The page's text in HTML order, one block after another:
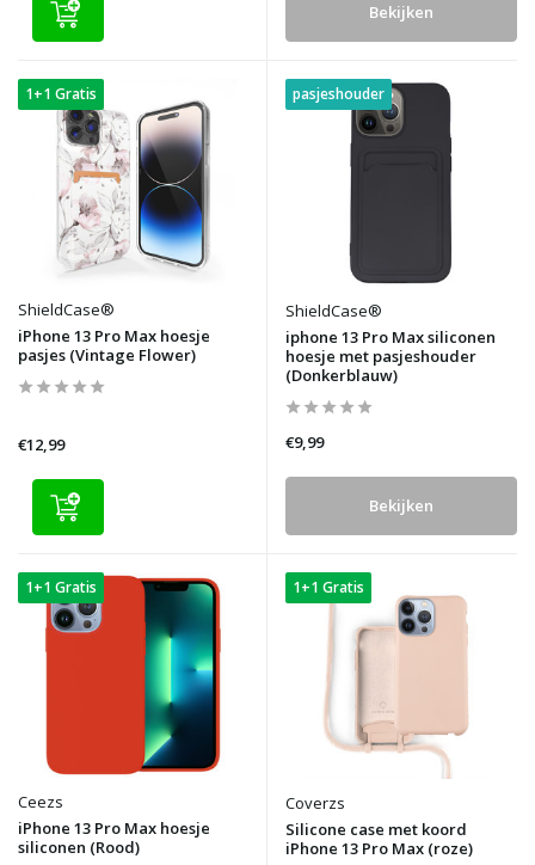
Bekijken
1+1 Gratis
ShieldCase®
iPhone 13 Pro Max hoesje
pasjes (Vintage Flower)
€12,99
pasjeshouder
ShieldCase®
iphone 13 Pro Max siliconen
hoesje met pasjeshouder
(Donkerblauw)
€9,99
Bekijken
1+1 Gratis
Ceezs
iPhone 13 Pro Max hoesje
siliconen (Rood)
1+1 Gratis
Coverzs
Silicone case met koord
iPhone 13 Pro Max (roze)